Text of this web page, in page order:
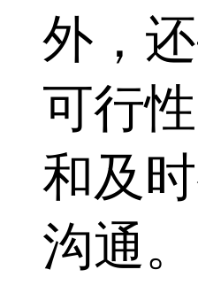
外，
可行
和及
沟通